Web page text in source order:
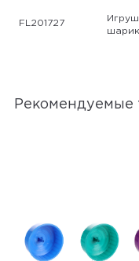
FL201727
Рекомендуемые